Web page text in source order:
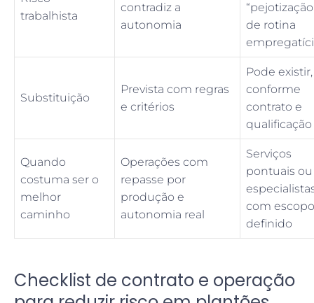
trabalhista
contradiz a
autonomia
de rotina
Substituição
Prevista com regras
e critérios
Pode existir,
conforme
contrato e
qualificação
Quando
costuma ser o
melhor
caminho
Operações com
repasse por
produção e
autonomia real
Serviços
pontuais ou
com escopo
definido
Checklist de contrato e operação